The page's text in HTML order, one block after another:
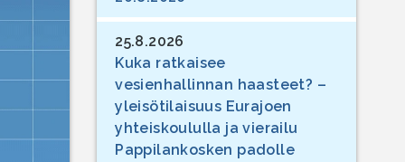
25.8.2026
Kuka ratkaisee
vesienhallinnan haasteet? –
yleisötilaisuus Eurajoen
yhteiskoululla ja vierailu
Pappilankosken padolle